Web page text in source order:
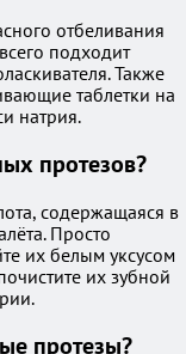
отбеливания
подходит
Также
таблетки на
натрия.
протезов?
содержащаяся в
Просто
их белым уксусом
их зубной
протезы?